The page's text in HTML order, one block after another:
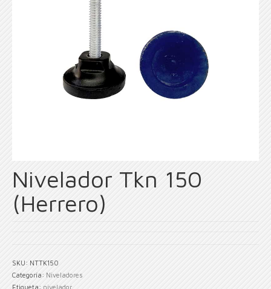
Nivelador Tkn 150
(Herrero)
SKU: NTTK150
Categoría: Niveladores
Etiqueta: nivelador